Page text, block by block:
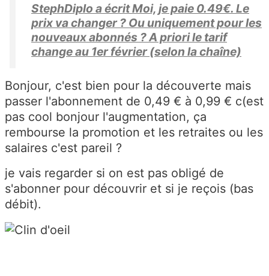
StephDiplo a écrit Moi, je paie 0.49€. Le
prix va changer ? Ou uniquement pour les
nouveaux abonnés ? A priori le tarif
change au 1er février (selon la chaîne)
Bonjour, c'est bien pour la découverte mais
passer l'abonnement de 0,49 € à 0,99 € c(est
pas cool bonjour l'augmentation, ça
rembourse la promotion et les retraites ou les
salaires c'est pareil ?
je vais regarder si on est pas obligé de
s'abonner pour découvrir et si je reçois (bas
débit).